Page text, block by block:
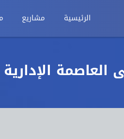
الرئيسية مشاريع
الإدارية